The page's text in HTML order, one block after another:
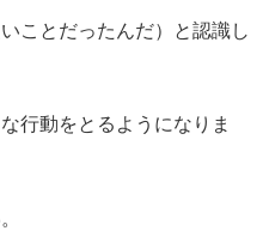
ことだったんだ）と認識し
行動をとるようになりま